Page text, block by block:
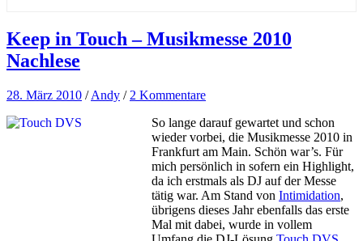
Keep in Touch – Musikmesse 2010
Nachlese
28. März 2010 /Andy / 2 Kommentare
So lange darauf gewartet und schon
wieder vorbei, die Musikmesse 2010 in
Frankfurt am Main. Schön war’s. Für
mich persönlich in sofern ein Highlight,
da ich erstmals als DJ auf der Messe
tätig war. Am Stand von Intimidation,
übrigens dieses Jahr ebenfalls das erste
Mal mit dabei, wurde in vollem